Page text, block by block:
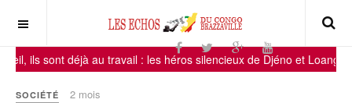
ils sont déjà au travail : les héros silencieux de Djéno et Loango
SOCIÉTÉ 2 mois